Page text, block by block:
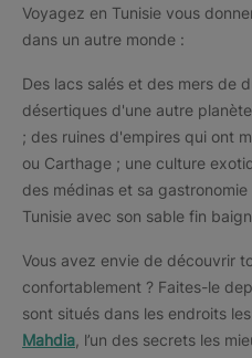
Voyagez en Tunisie vous
dans un autre monde :
Des lacs salés et des mers de
désertiques d'une autre
; des ruines d'empires qui ont
ou Carthage ; une culture
des médinas et sa
Tunisie avec son sable fin
Vous avez envie de découvrir
confortablement ? Faites-le
sont situés dans les endroits
Mahdia , l’un des secrets les